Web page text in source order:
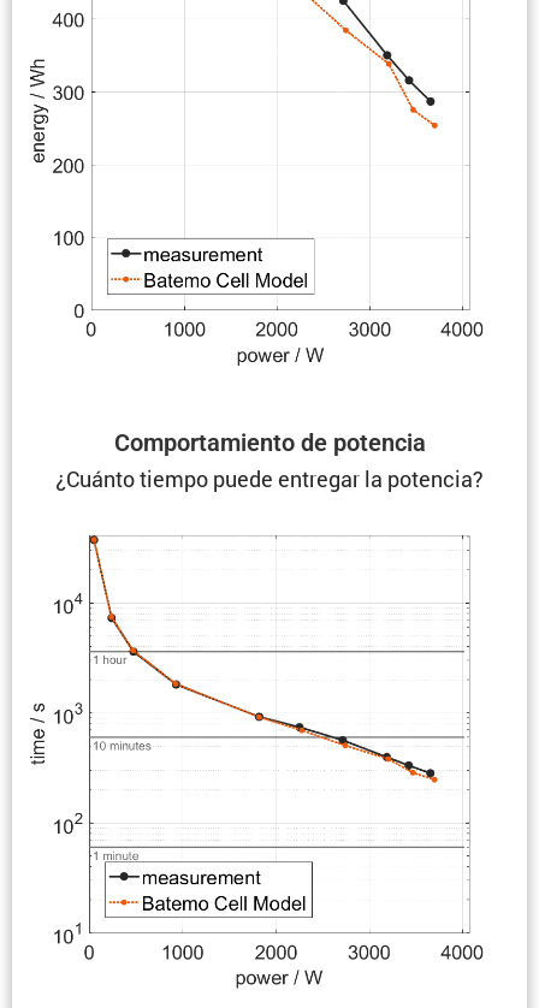
Compor­ta­miento de potencia
¿Cuánto tiempo puede entregar la potencia?